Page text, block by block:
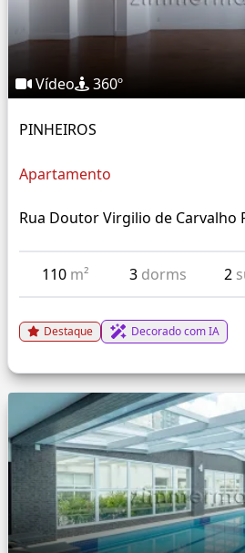
Vídeo 360º
PINHEIROS
Apartamento
Rua Doutor Virgilio de Carvalho
110 m² 3 dorms 2
Destaque Decorado com IA